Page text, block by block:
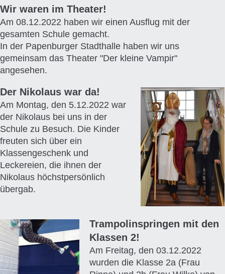
Wir waren im Theater!
Am 08.12.2022 haben wir einen Ausflug mit der
gesamten Schule gemacht.
In der Papenburger Stadthalle haben wir uns
gemeinsam das Theater "Der kleine Vampir"
angesehen.
Der Nikolaus war da!
Am Montag, den 5.12.2022 war
der Nikolaus bei uns in der
Schule zu Besuch. Die Kinder
freuten sich über ein
Klassengeschenk und
Leckereien, die ihnen der
Nikolaus höchstpersönlich
übergab.
Trampolinspringen mit den
Klassen 2!
Am Freitag, den 03.12.2022
wurden die Klasse 2a (Frau